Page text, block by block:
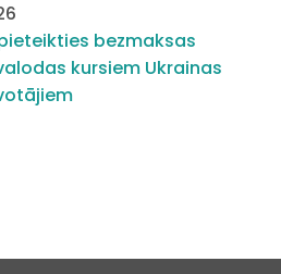
bezmaksas
kursiem Ukrainas